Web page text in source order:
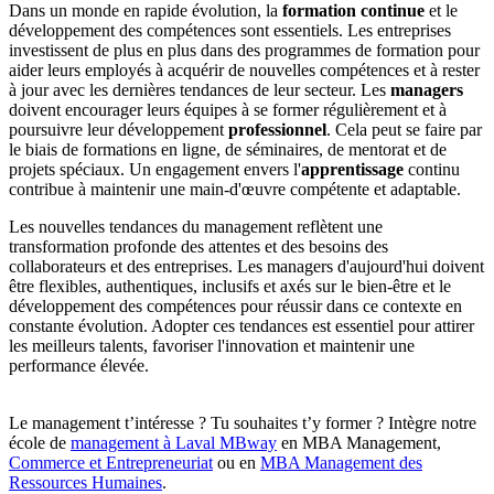
Dans un monde en rapide évolution, la formation continue et le
développement des compétences sont essentiels. Les entreprises
investissent de plus en plus dans des programmes de formation pour
aider leurs employés à acquérir de nouvelles compétences et à rester
à jour avec les dernières tendances de leur secteur. Les managers
doivent encourager leurs équipes à se former régulièrement et à
poursuivre leur développement professionnel. Cela peut se faire par
le biais de formations en ligne, de séminaires, de mentorat et de
projets spéciaux. Un engagement envers l'apprentissage continu
contribue à maintenir une main-d'œuvre compétente et adaptable.
Les nouvelles tendances du management reflètent une
transformation profonde des attentes et des besoins des
collaborateurs et des entreprises. Les managers d'aujourd'hui doivent
être flexibles, authentiques, inclusifs et axés sur le bien-être et le
développement des compétences pour réussir dans ce contexte en
constante évolution. Adopter ces tendances est essentiel pour attirer
les meilleurs talents, favoriser l'innovation et maintenir une
performance élevée.
Le management t’intéresse ? Tu souhaites t’y former ? Intègre notre
école de management à Laval MBway en MBA Management,
Commerce et Entrepreneuriat ou en MBA Management des
Ressources Humaines.